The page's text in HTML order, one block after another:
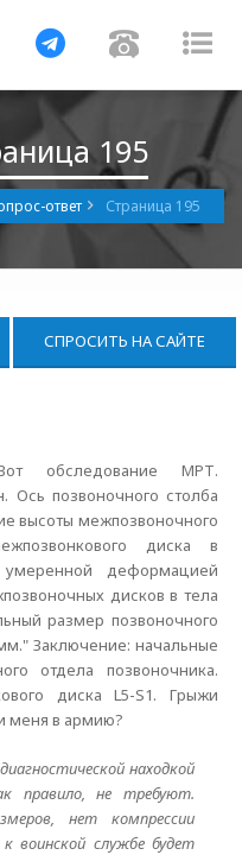
Навигация
195
ответ Страница 195
СПРОСИТЬ НА САЙТЕ
обследование МРТ.
Ось позвоночного столба
высоты межпозвоночного
диска в
деформацией
дисков в тела
размер позвоночного
Заключение: начальные
отдела позвоночника.
диска L5-S1. Грыжи
меня в армию?
находкой
правило, не требуют.
нет компрессии
воинской службе будет